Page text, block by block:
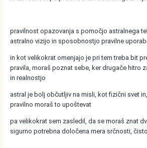
pravilnost opazovanja s pomočjo astralnega
astralno vizijo in sposobnostjo pravilne
in kot velikokrat omenjajo je pri tem treba bit
pravila, moraš poznat sebe, ker drugače hitro
in realnostjo
astral je bolj občutljiv na misli, kot fizični svet
pravilno moraš to upoštevat
pa velikokrat sem zasledil, da se moraš znat
sigurno potrebna določena mera srčnosti,